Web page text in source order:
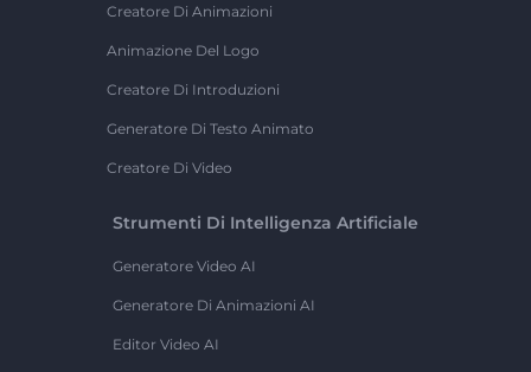
Creatore Di Animazioni
Animazione Del Logo
Creatore Di Introduzioni
Generatore Di Testo Animato
Creatore Di Video
Strumenti Di Intelligenza Artificiale
Generatore Video AI
Generatore Di Animazioni AI
Editor Video AI